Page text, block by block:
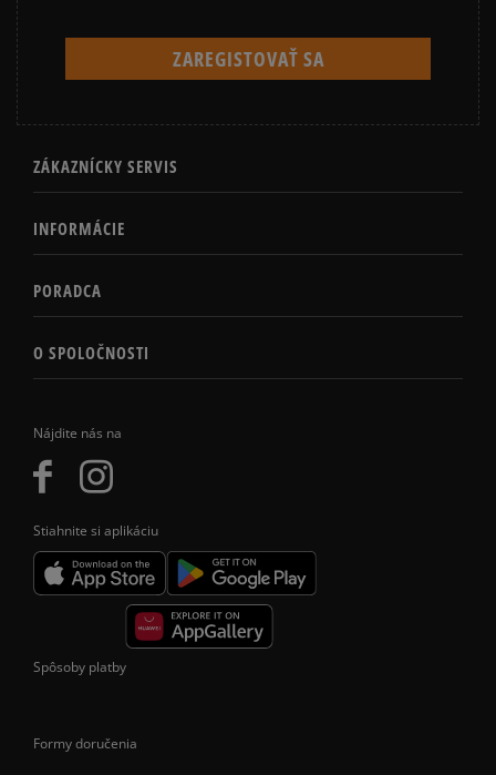
Nájdite nás na
Stiahnite si aplikáciu
ZÁKAZNÍCKY SERVIS
INFORMÁCIE
PORADCA
O SPOLOČNOSTI
Spôsoby platby
Formy doručenia